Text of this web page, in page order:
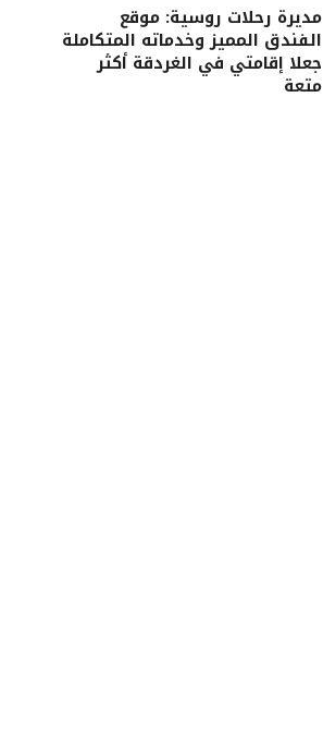
مديرة رحلات روسية: موقع
الفندق المميز وخدماته المتكاملة
جعلا إقامتي في الغردقة أكثر
متعة